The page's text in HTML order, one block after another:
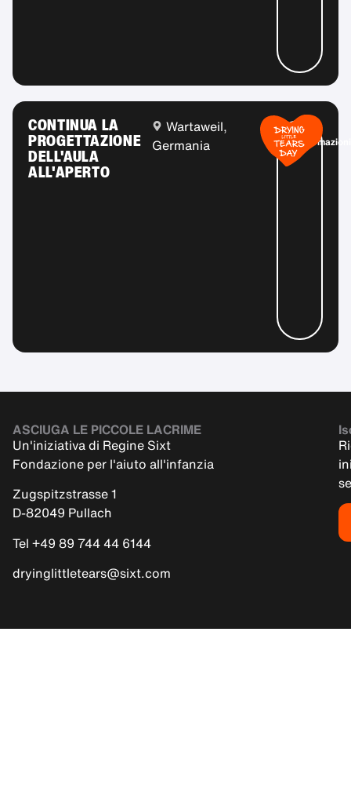
CONTINUA LA
PROGETTAZIONE
DELL'AULA
ALL'APERTO
Wartaweil,
Germania
Più
informazioni
ASCIUGA LE PICCOLE LACRIME
Un'iniziativa di Regine Sixt
Fondazione per l'aiuto all'infanzia
Zugspitzstrasse 1
D-82049 Pullach
Tel +49 89 744 44 6144
dryinglittletears@sixt.com